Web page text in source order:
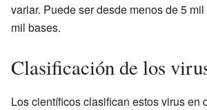
variar. Puede ser desde menos de 5
mil bases.
Clasificación de los
Los científicos clasifican estos virus en